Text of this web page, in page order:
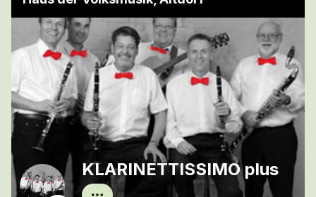
KLARINETTISSIMO plus